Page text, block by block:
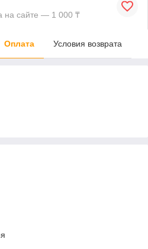
на сайте — 1 000 ₸
Оплата Условия возврата